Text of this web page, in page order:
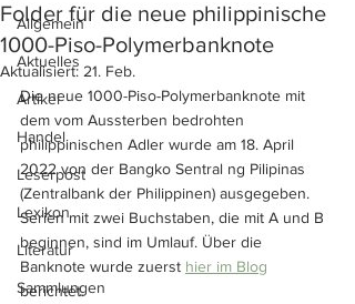
Allgemein
Aktuelles
Artikel
Handel
Leserpost
Lexikon
Literatur
Sammlungen
Folder für die neue philippinische
1000-Piso-Polymerbanknote
Aktualisiert: 21. Feb.
Die neue 1000-Piso-Polymerbanknote mit
dem vom Aussterben bedrohten
philippinischen Adler wurde am 18. April
2022 von der Bangko Sentral ng Pilipinas
(Zentralbank der Philippinen) ausgegeben.
Serien mit zwei Buchstaben, die mit A und B
beginnen, sind im Umlauf. Über die
Banknote wurde zuerst hier im Blog
berichtet.